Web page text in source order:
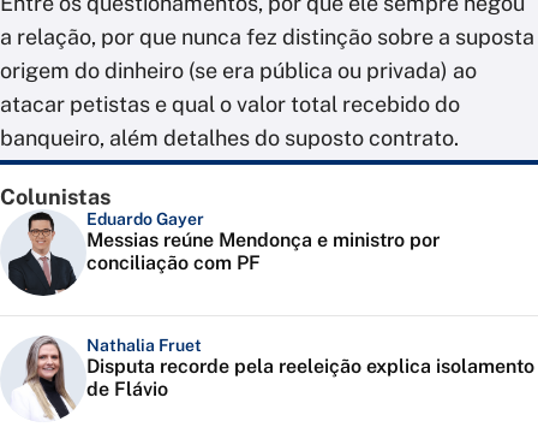
a relação, por que nunca fez distinção sobre a suposta
origem do dinheiro (se era pública ou privada) ao
atacar petistas e qual o valor total recebido do
banqueiro, além detalhes do suposto contrato.
Colunistas
Eduardo Gayer
Messias reúne Mendonça e ministro por
conciliação com PF
Nathalia Fruet
Disputa recorde pela reeleição explica isolamento
de Flávio